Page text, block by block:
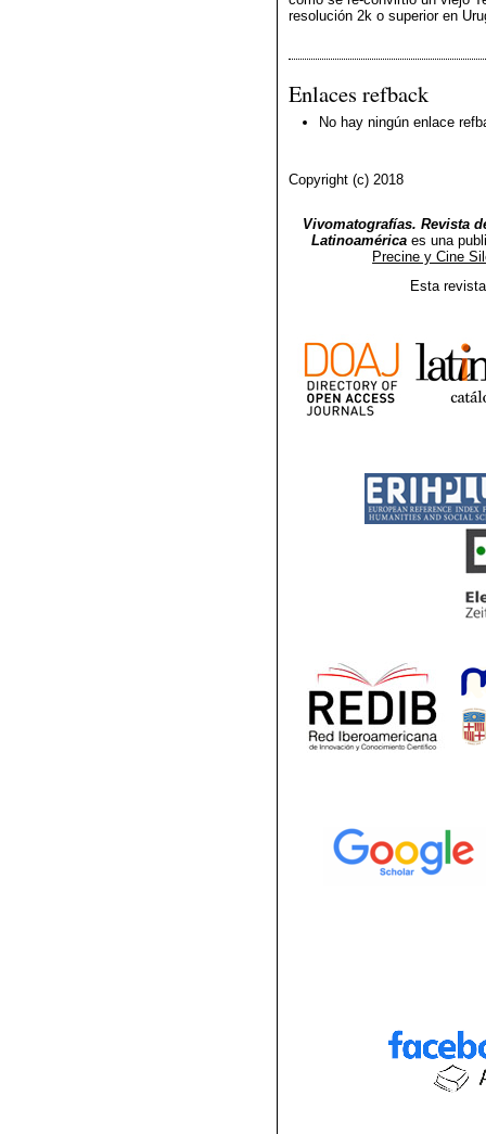
resolución 2k o superior en
Enlaces refback
No hay ningún enlace
Copyright (c) 2018
Vivomatografías. Revista
Latinoamérica es una
Precine y Cine
Esta